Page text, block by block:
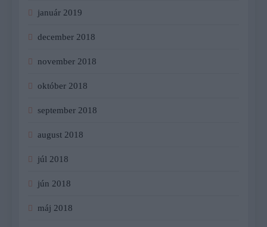
január 2019
december 2018
november 2018
október 2018
september 2018
august 2018
júl 2018
jún 2018
máj 2018